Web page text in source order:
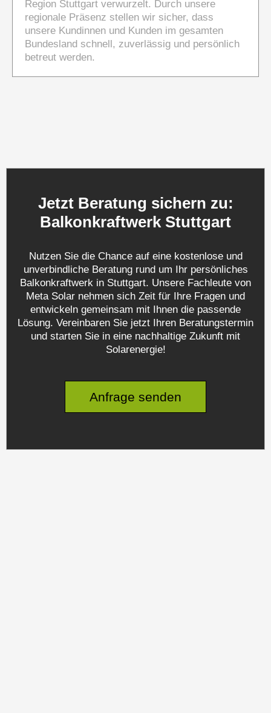
Region Stuttgart verwurzelt. Durch unsere
regionale Präsenz stellen wir sicher, dass
unsere Kundinnen und Kunden im gesamten
Bundesland schnell, zuverlässig und persönlich
betreut werden.
Jetzt Beratung sichern zu:
Balkonkraftwerk Stuttgart
Nutzen Sie die Chance auf eine kostenlose und
unverbindliche Beratung rund um Ihr persönliches
Balkonkraftwerk in Stuttgart. Unsere Fachleute von
Meta Solar nehmen sich Zeit für Ihre Fragen und
entwickeln gemeinsam mit Ihnen die passende
Lösung. Vereinbaren Sie jetzt Ihren Beratungstermin
und starten Sie in eine nachhaltige Zukunft mit
Solarenergie!
Anfrage senden